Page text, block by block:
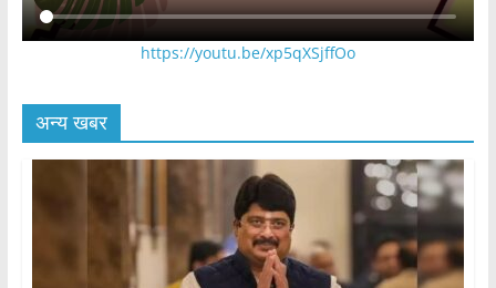
https://youtu.be/xp5qXSjffOo
अन्य खबर